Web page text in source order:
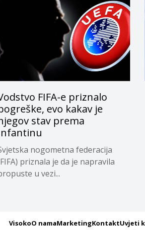
FIFA-e priznalo
evo kakav je
stav prema
nogometna federacija
priznala je da je napravila
u vezi...
VisokoO namaMarketingKontaktUvjeti